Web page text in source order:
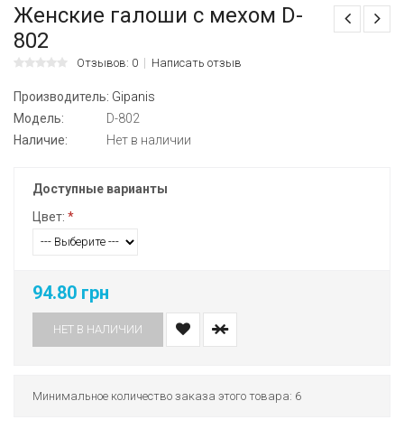
Женские галоши с мехом D-
802
Отзывов: 0 Написать отзыв
Производитель: Gipanis
Модель:
D-802
Наличие:
Нет в наличии
Доступные варианты
Цвет: *
94.80 грн
НЕТ В НАЛИЧИИ
Минимальное количество заказа этого товара: 6